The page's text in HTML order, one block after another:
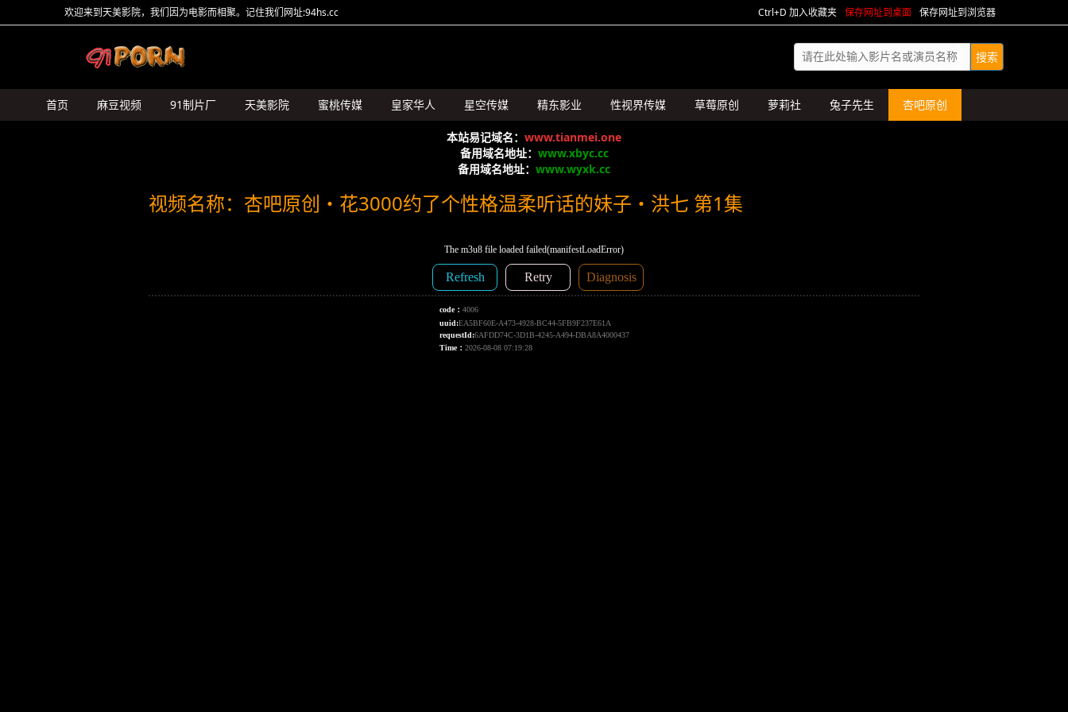
欢迎来到天美影院，我们因为电影而相聚。记住我们网址:94hs.cc Ctrl+D 加入收藏夹 保存网址到桌面 保存网址到浏览器
首页 麻豆视频 91制片厂 天美影院 蜜桃传媒 皇家华人 星空传媒 精东影业 性视界传媒 草莓原创 萝莉社 兔子先生 杏吧原创
本站易记域名： www.tianmei.one
备用域名地址： www.xbyc.cc
备用域名地址： www.wyxk.cc
视频名称：杏吧原创・花3000约了个性格温柔听话的妹子・洪七 第1集